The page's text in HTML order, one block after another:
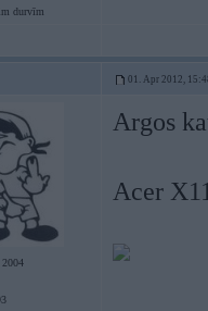
durvīm
01. Apr 2012,
2004
Argos
Acer